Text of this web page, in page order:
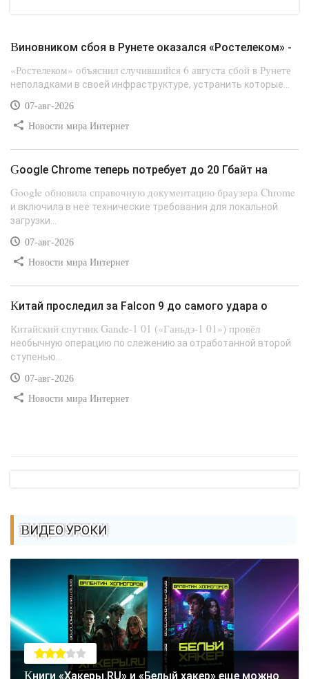
Виновником сбоя в Рунете оказался «Ростелеком» -
«Ростелеком» объяснил случившийся 6 августа сбой в Рунете
неполадками в своей инфраструктуре, устранить которые...
07-авг-2026
Новости мира Интернет
Google Chrome теперь потребует до 20 Гбайт на
Google обновила справочную документацию браузера Chrome
и включила в неё технические требования для локальной
загрузки...
07-авг-2026
Новости мира Интернет
Китай проследил за Falcon 9 до самого удара о
Китайский спутник Gande-1 01 («Ганьдэ-1 01») провёл
необычную операцию по слежению за отработанной второй
ступенью...
07-авг-2026
Новости мира Интернет
ВИДЕО УРОКИ
Книги «Хакеры.RU» и «Белый хакер» еще можно